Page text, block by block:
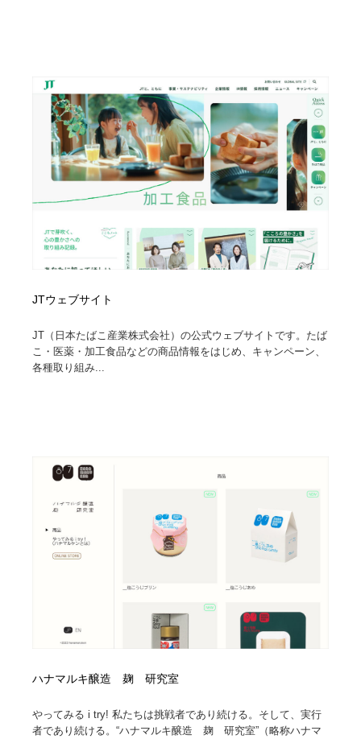
JTウェブサイト
JT（日本たばこ産業株式会社）の公式ウェブサイトです。たば
こ・医薬・加工食品などの商品情報をはじめ、キャンペーン、
各種取り組み...
ハナマルキ醸造 麹 研究室
やってみる i try! 私たちは挑戦者であり続ける。そして、実行
者であり続ける。“ハナマルキ醸造 麹 研究室”（略称ハナマ